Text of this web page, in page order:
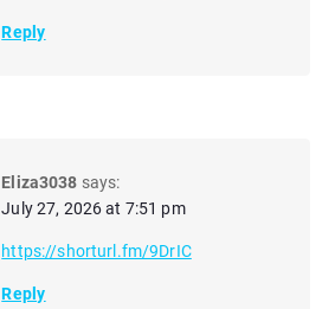
Reply
Eliza3038 says:
July 27, 2026 at 7:51 pm
https://shorturl.fm/9DrIC
Reply